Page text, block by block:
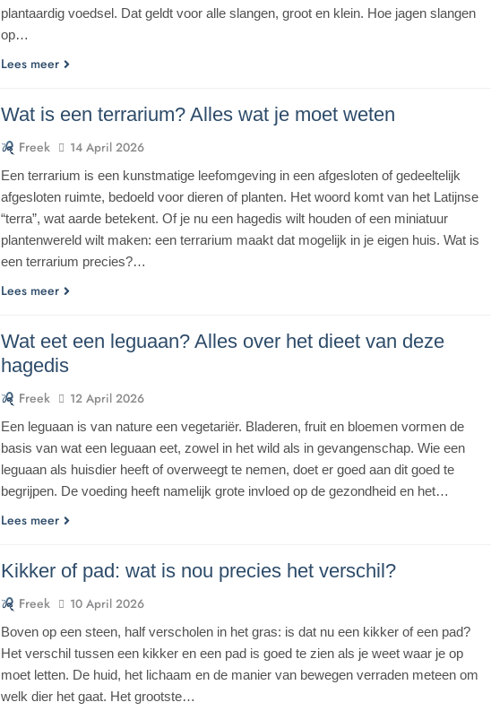
plantaardig voedsel. Dat geldt voor alle slangen, groot en klein. Hoe jagen slangen
op…
Lees meer
Wat is een terrarium? Alles wat je moet weten
Freek 14 April 2026
Een terrarium is een kunstmatige leefomgeving in een afgesloten of gedeeltelijk
afgesloten ruimte, bedoeld voor dieren of planten. Het woord komt van het Latijnse
“terra”, wat aarde betekent. Of je nu een hagedis wilt houden of een miniatuur
plantenwereld wilt maken: een terrarium maakt dat mogelijk in je eigen huis. Wat is
een terrarium precies?…
Lees meer
Wat eet een leguaan? Alles over het dieet van deze
hagedis
Freek 12 April 2026
Een leguaan is van nature een vegetariër. Bladeren, fruit en bloemen vormen de
basis van wat een leguaan eet, zowel in het wild als in gevangenschap. Wie een
leguaan als huisdier heeft of overweegt te nemen, doet er goed aan dit goed te
begrijpen. De voeding heeft namelijk grote invloed op de gezondheid en het…
Lees meer
Kikker of pad: wat is nou precies het verschil?
Freek 10 April 2026
Boven op een steen, half verscholen in het gras: is dat nu een kikker of een pad?
Het verschil tussen een kikker en een pad is goed te zien als je weet waar je op
moet letten. De huid, het lichaam en de manier van bewegen verraden meteen om
welk dier het gaat. Het grootste…